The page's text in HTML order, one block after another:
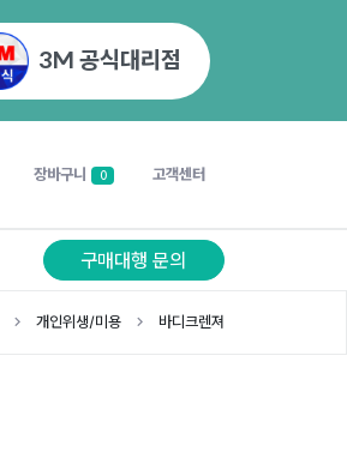
3M 공식대리점
장바구니 0 고객센터
구매대행 문의
개인위생/미용 바디크렌져